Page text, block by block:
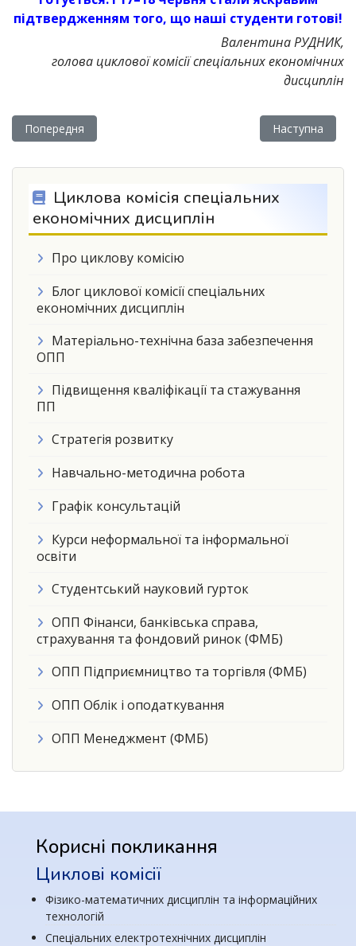
підтвердженням того, що наші студенти готові!
Валентина РУДНИК,
голова циклової комісії спеціальних економічних
дисциплін
Попередня стаття: На фінішній прямій до майбутнього:
Попередня Наступна
Наступна
Циклова комісія спеціальних
економічних дисциплін
Про циклову комісію
Блог циклової комісії спеціальних
економічних дисциплін
Матеріально-технічна база забезпечення
ОПП
Підвищення кваліфікації та стажування
ПП
Стратегія розвитку
Навчально-методична робота
Графік консультацій
Курси неформальної та інформальної
освіти
Студентський науковий гурток
ОПП Фінанси, банківська справа,
страхування та фондовий ринок (ФМБ)
ОПП Підприємництво та торгівля (ФМБ)
ОПП Облік і оподаткування
ОПП Менеджмент (ФМБ)
Корисні покликання
Циклові комісії
Фізико-математичних дисциплін та інформаційних
технологій
Спеціальних електротехнічних дисциплін